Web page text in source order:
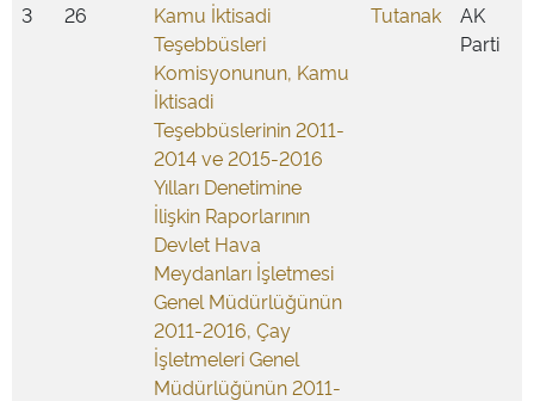
3
26
Kamu İktisadi
Teşebbüsleri
Komisyonunun, Kamu
İktisadi
Teşebbüslerinin 2011-
2014 ve 2015-2016
Yılları Denetimine
İlişkin Raporlarının
Devlet Hava
Meydanları İşletmesi
Genel Müdürlüğünün
2011-2016, Çay
İşletmeleri Genel
Müdürlüğünün 2011-
Tutanak
AK
Parti